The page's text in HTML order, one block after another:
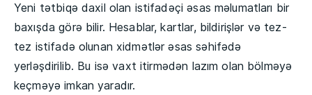
Yeni tətbiqə daxil olan istifadəçi əsas məlumatları bir
baxışda görə bilir. Hesablar, kartlar, bildirişlər və tez-
tez istifadə olunan xidmətlər əsas səhifədə
yerləşdirilib. Bu isə vaxt itirmədən lazım olan bölməyə
keçməyə imkan yaradır.